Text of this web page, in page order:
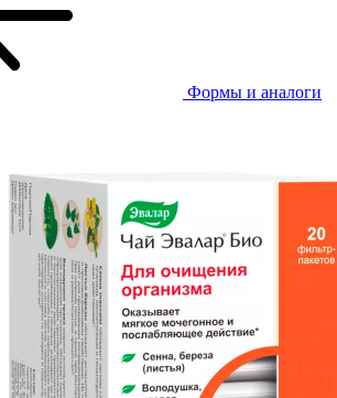
Формы и аналоги